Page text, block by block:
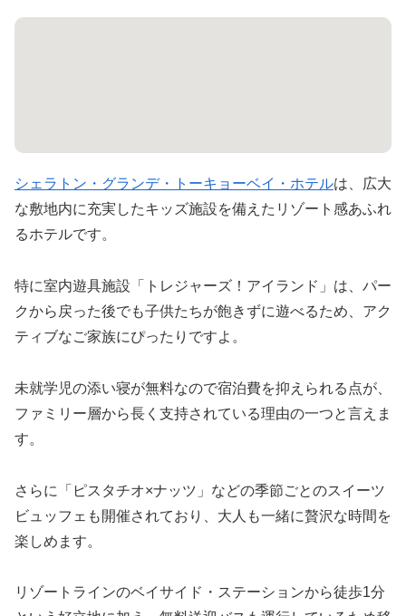
シェラトン・グランデ・トーキョーベイ・ホテルは、広大
な敷地内に充実したキッズ施設を備えたリゾート感あふれ
るホテルです。
特に室内遊具施設「トレジャーズ！アイランド」は、パー
クから戻った後でも子供たちが飽きずに遊べるため、アク
ティブなご家族にぴったりですよ。
未就学児の添い寝が無料なので宿泊費を抑えられる点が、
ファミリー層から長く支持されている理由の一つと言えま
す。
さらに「ピスタチオ×ナッツ」などの季節ごとのスイーツ
ビュッフェも開催されており、大人も一緒に贅沢な時間を
楽しめます。
リゾートラインのベイサイド・ステーションから徒歩1分